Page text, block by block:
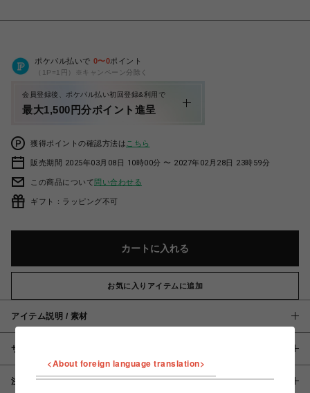
ポケパル払いで 0〜0ポイント
（1P=1円）※キャンペーン分除く
会員登録後、ポケパル払い初回登録&利用で
最大1,500円分ポイント進呈
獲得ポイントの確認方法は こちら
販売期間 2025年03月08日 10時00分 〜 2027年02月28日 23時59分
この商品について問い合わせる
ギフト：ラッピング不可
カートに入れる
お気に入りアイテムに追加
アイテム説明 / 素材
サイズ
注意事項
<About foreign language translation>